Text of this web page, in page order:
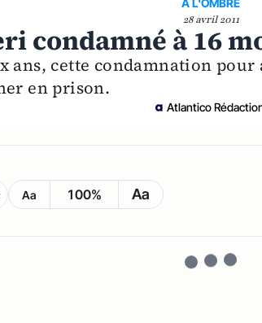
A L'OMBRE
28 avril 2011
condamné à 16
ans, cette condamnation
en prison.
Atlantico
Aa 100% Aa